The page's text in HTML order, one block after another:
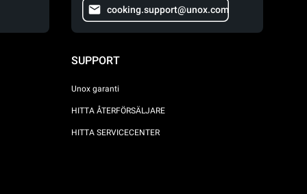
cooking.support@unox.com
SUPPORT
Unox garanti
HITTA ÅTERFÖRSÄLJARE
HITTA SERVICECENTER